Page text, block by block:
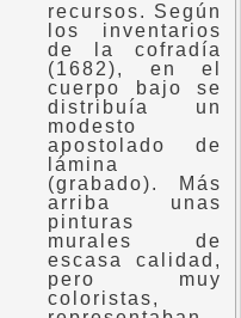
recursos. Según
los inventarios
de la cofradía
(1682), en el
cuerpo bajo se
distribuía un
modesto
apostolado de
lámina
(grabado). Más
arriba unas
pinturas
murales de
escasa calidad,
pero muy
coloristas,